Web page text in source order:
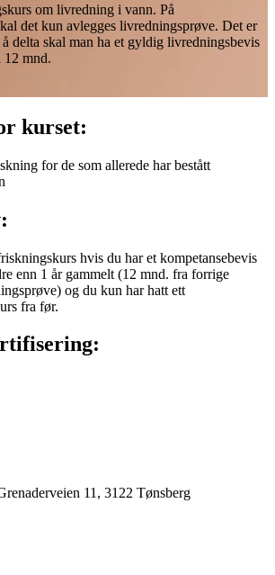
om livredning i vann. På
det kun avlegges livredningsprøve. Det er
delta skal man ha et gyldig livredningsbevis
12 mnd.
kurset:
for de som allerede har bestått
hvis du har et kompetansebevis
enn 1 år gammelt (12 mnd. fra forrige
og du kun har hatt ett
fra før.
11, 3122 Tønsberg